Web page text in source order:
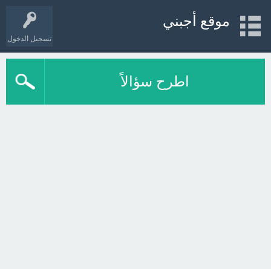
تسجيل الدخول
موقع أجبني
اطرح سؤالاً